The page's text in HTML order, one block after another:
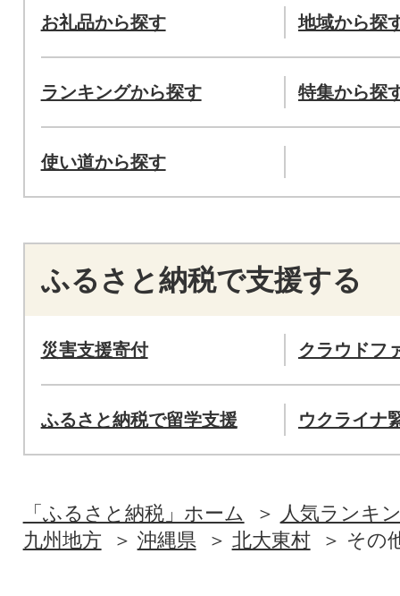
お礼品から探す 地域から探
ランキングから探す 特集から探
使い道から探す
ふるさと納税で支援する
災害支援寄付 クラウドフ
ふるさと納税で留学支援 ウクライナ
「ふるさと納税」ホーム
人気ランキ
九州地方
沖縄県 北大東村 その